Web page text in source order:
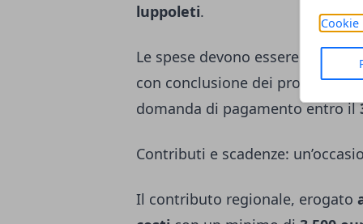
Cookie
luppoleti.
Le spese devono essere
con conclusione dei progetti
domanda di pagamento entro il
Contributi e scadenze:
Il contributo regionale, erogato